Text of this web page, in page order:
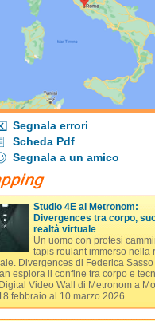
Segnala errori
Scheda Pdf
Segnala a un amico
Studio 4E al Metronom:
Divergences tra corpo,
realtà virtuale
Un uomo con protesi
tapis roulant immerso nella
Divergences di Federica
esplora il confine tra corpo e
Video Wall di Metronom a
febbraio al 10 marzo 2026.